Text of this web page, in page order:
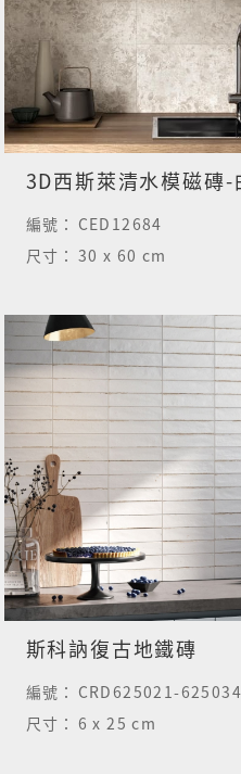
編號： CED12684
尺寸： 30 x 60 cm
斯科訥復古地鐵磚
編號： CRD625021-625034
尺寸： 6 x 25 cm